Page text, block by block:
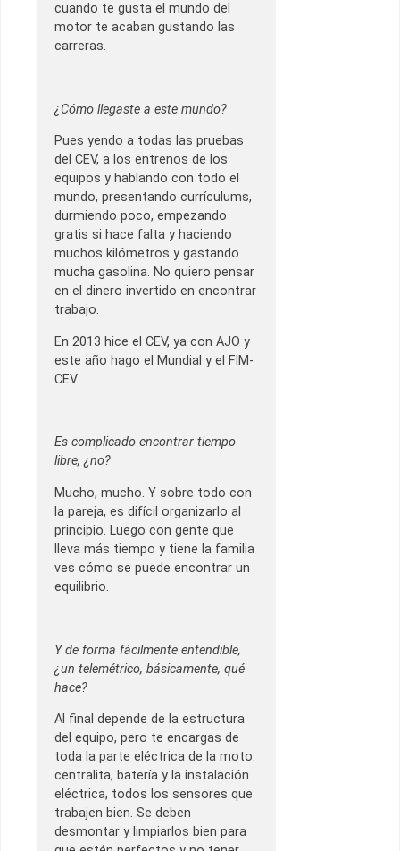
cuando te gusta el mundo del
motor te acaban gustando las
carreras.
¿Cómo llegaste a este mundo?
Pues yendo a todas las pruebas
del CEV, a los entrenos de los
equipos y hablando con todo el
mundo, presentando currículums,
durmiendo poco, empezando
gratis si hace falta y haciendo
muchos kilómetros y gastando
mucha gasolina. No quiero pensar
en el dinero invertido en encontrar
trabajo.
En 2013 hice el CEV, ya con AJO y
este año hago el Mundial y el FIM-
CEV.
Es complicado encontrar tiempo
libre, ¿no?
Mucho, mucho. Y sobre todo con
la pareja, es difícil organizarlo al
principio. Luego con gente que
lleva más tiempo y tiene la familia
ves cómo se puede encontrar un
equilibrio.
Y de forma fácilmente entendible,
¿un telemétrico, básicamente, qué
hace?
Al final depende de la estructura
del equipo, pero te encargas de
toda la parte eléctrica de la moto:
centralita, batería y la instalación
eléctrica, todos los sensores que
trabajen bien. Se deben
desmontar y limpiarlos bien para